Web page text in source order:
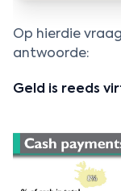
Op hierdie
antwoorde:
Geld is reeds